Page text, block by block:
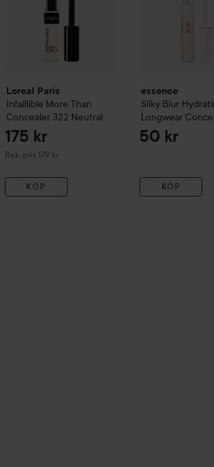
Loreal Paris
Infaillible More Than
Concealer 322 Neutral
175 kr
Rek. pris 179 kr
Rekommenderat pris 179 kr
KÖP
essence
Silky Blur
Longwear
50 kr
KÖP